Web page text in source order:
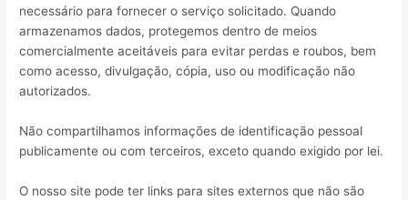
necessário para fornecer o serviço solicitado. Quando
armazenamos dados, protegemos dentro de meios
comercialmente aceitáveis ​​para evitar perdas e roubos, bem
como acesso, divulgação, cópia, uso ou modificação não
autorizados.
Não compartilhamos informações de identificação pessoal
publicamente ou com terceiros, exceto quando exigido por lei.
O nosso site pode ter links para sites externos que não são